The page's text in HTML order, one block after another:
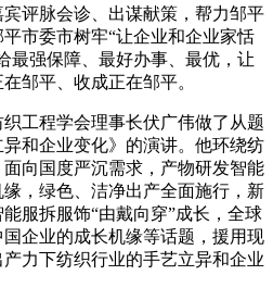
评脉会诊、出谋献策，帮力邹平
市委市树牢“让企业和企业家恬
最强保障、最好办事、最优，让
邹平、收成正在邹平。
程学会理事长伏广伟做了从题
和企业变化》的演讲。他环绕纺
向国度严沉需求，产物研发智能
，绿色、洁净出产全面施行，新
服拆服饰“由戴向穿”成长，全球
企业的成长机缘等话题，援用现
力下纺织行业的手艺立异和企业